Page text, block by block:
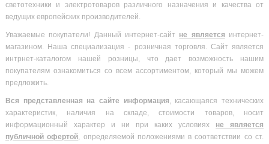
светотехники и электротоваров различного назначения и качества от
ведущих европейских производителей.
Уважаемые покупатели! Данный интернет-сайт не является интернет-
магазином. Наша специализация - розничная торговля. Сайт является
интрнет-каталогом нашей розницы, что дает возможность нашим
покупателям ознакомиться со всем ассортиментом, который мы можем
предложить.
Вся представленная на сайте информация, касающаяся технических
характеристик, наличия на складе, стоимости товаров, носит
информационный характер и ни при каких условиях не является
публичной офертой, определяемой положениями в соответствии со ст.